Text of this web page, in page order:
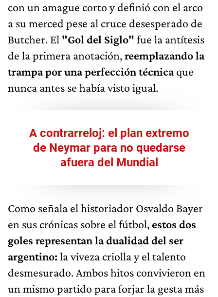
con un amague corto y definió con el arco
a su merced pese al cruce desesperado de
Butcher. El "Gol del Siglo" fue la antítesis
de la primera anotación,reemplazando la
trampa por una perfección técnicaque
nunca antes se había visto igual.
A contrarreloj: el plan extremo
de Neymar para no quedarse
afuera del Mundial
Como señala el historiador Osvaldo Bayer
en sus crónicas sobre el fútbol, estos dos
goles representan la dualidad del ser
argentino: la viveza criolla y el talento
desmesurado. Ambos hitos convivieron en
un mismo partido para forjar la gesta más